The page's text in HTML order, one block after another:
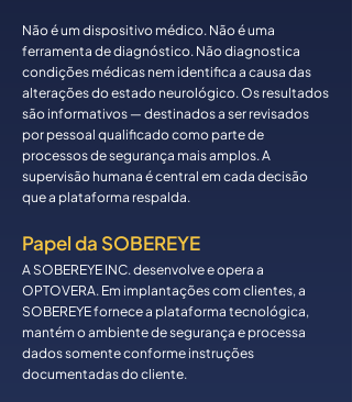
Não é um dispositivo médico. Não é uma
ferramenta de diagnóstico. Não diagnostica
condições médicas nem identifica a causa das
alterações do estado neurológico. Os resultados
são informativos — destinados a ser revisados
por pessoal qualificado como parte de
processos de segurança mais amplos. A
supervisão humana é central em cada decisão
que a plataforma respalda.
Papel da SOBEREYE
A SOBEREYE INC. desenvolve e opera a
OPTOVERA. Em implantações com clientes, a
SOBEREYE fornece a plataforma tecnológica,
mantém o ambiente de segurança e processa
dados somente conforme instruções
documentadas do cliente.